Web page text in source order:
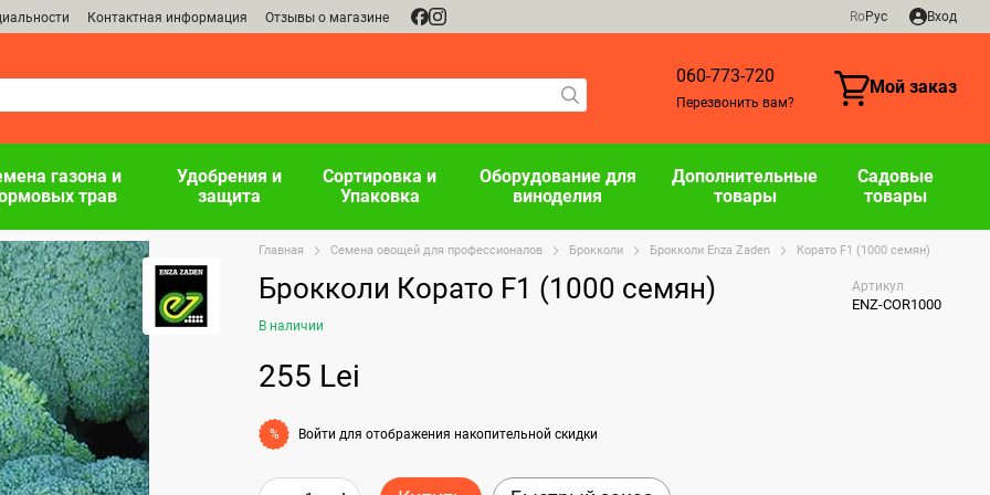
Контактная информация Отзывы о магазине RoРус Вход
060-773-720
Перезвонить вам?
Мой заказ
газона и
трав
Удобрения и
защита
Сортировка и
Упаковка
Оборудование для
виноделия
Дополнительные
товары
Садовые
товары
Главная Семена овощей для профессионалов Брокколи Брокколи Enza Zaden Корато F1 (1000 семян)
Брокколи Корато F1 (1000 семян) Артикул
ENZ-COR1000
В наличии
255 Lei
% Войти для отображения накопительной скидки